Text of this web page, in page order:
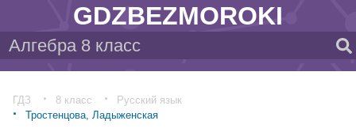
GDZBEZMOROKI
ГДЗ 8 класс
Русский язык
Тростенцова, Ладыженская